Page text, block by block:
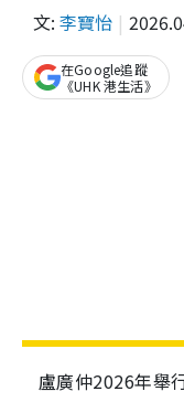
文: 李寶怡
在Google追蹤
《UHK 港生活》
盧廣仲2026年舉